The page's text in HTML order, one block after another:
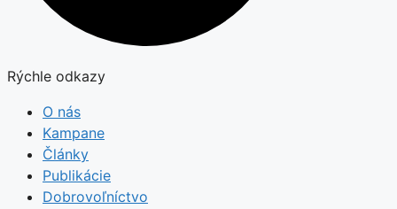
Rýchle odkazy
O nás
Kampane
Články
Publikácie
Dobrovoľníctvo